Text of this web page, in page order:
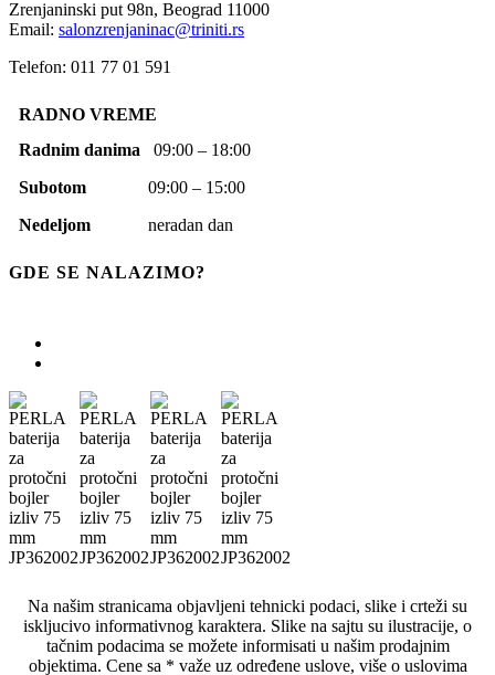
Zrenjaninski put 98n, Beograd 11000
Email: salonzrenjaninac@triniti.rs
Telefon: 011 77 01 591
RADNO VREME
Radnim danima 09:00 – 18:00
Subotom 09:00 – 15:00
Nedeljom neradan dan
GDE SE NALAZIMO?
Na našim stranicama objavljeni tehnicki podaci, slike i crteži su
iskljucivo informativnog karaktera. Slike na sajtu su ilustracije, o
tačnim podacima se možete informisati u našim prodajnim
objektima. Cene sa * važe uz određene uslove, više o uslovima